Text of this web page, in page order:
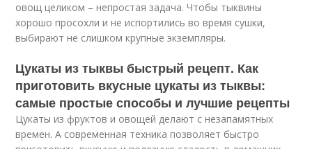
овощ целиком – непростая задача. Чтобы тыквины
хорошо просохли и не испортились во время сушки,
выбирают не слишком крупные экземпляры.
Цукаты из тыквы быстрый рецепт. Как
приготовить вкусные цукаты из тыквы:
самые простые способы и лучшие рецепты
Цукаты из фруктов и овощей делают с незапамятных
времен. А современная техника позволяет быстро